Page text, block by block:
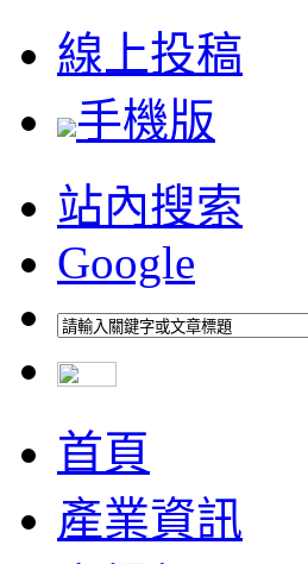
線上投稿
手機版
站內搜索
Google
首頁
產業資訊